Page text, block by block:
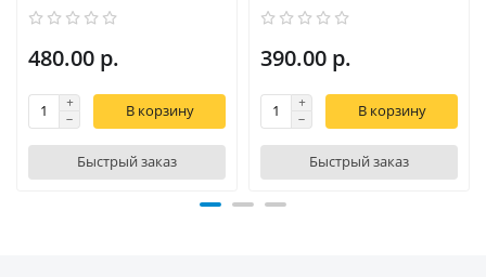
480.00 р.
В корзину
Быстрый заказ
390.00 р.
В корзину
Быстрый заказ